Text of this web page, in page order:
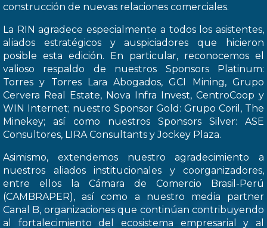
construcción de nuevas relaciones comerciales.
La RIN agradece especialmente a todos los asistentes,
aliados estratégicos y auspiciadores que hicieron
posible esta edición. En particular, reconocemos el
valioso respaldo de nuestros Sponsors Platinum:
Torres y Torres Lara Abogados, GCI Mining, Grupo
Cervera Real Estate, Nova Infra Invest, CentroCoop y
WIN Internet; nuestro Sponsor Gold: Grupo Coril, The
Minekey; así como nuestros Sponsors Silver: ASE
Consultores, LIRA Consultants y Jockey Plaza.
Asimismo, extendemos nuestro agradecimiento a
nuestros aliados institucionales y coorganizadores,
entre ellos la Cámara de Comercio Brasil-Perú
(CAMBRAPER), así como a nuestro media partner
Canal B, organizaciones que continúan contribuyendo
al fortalecimiento del ecosistema empresarial y al